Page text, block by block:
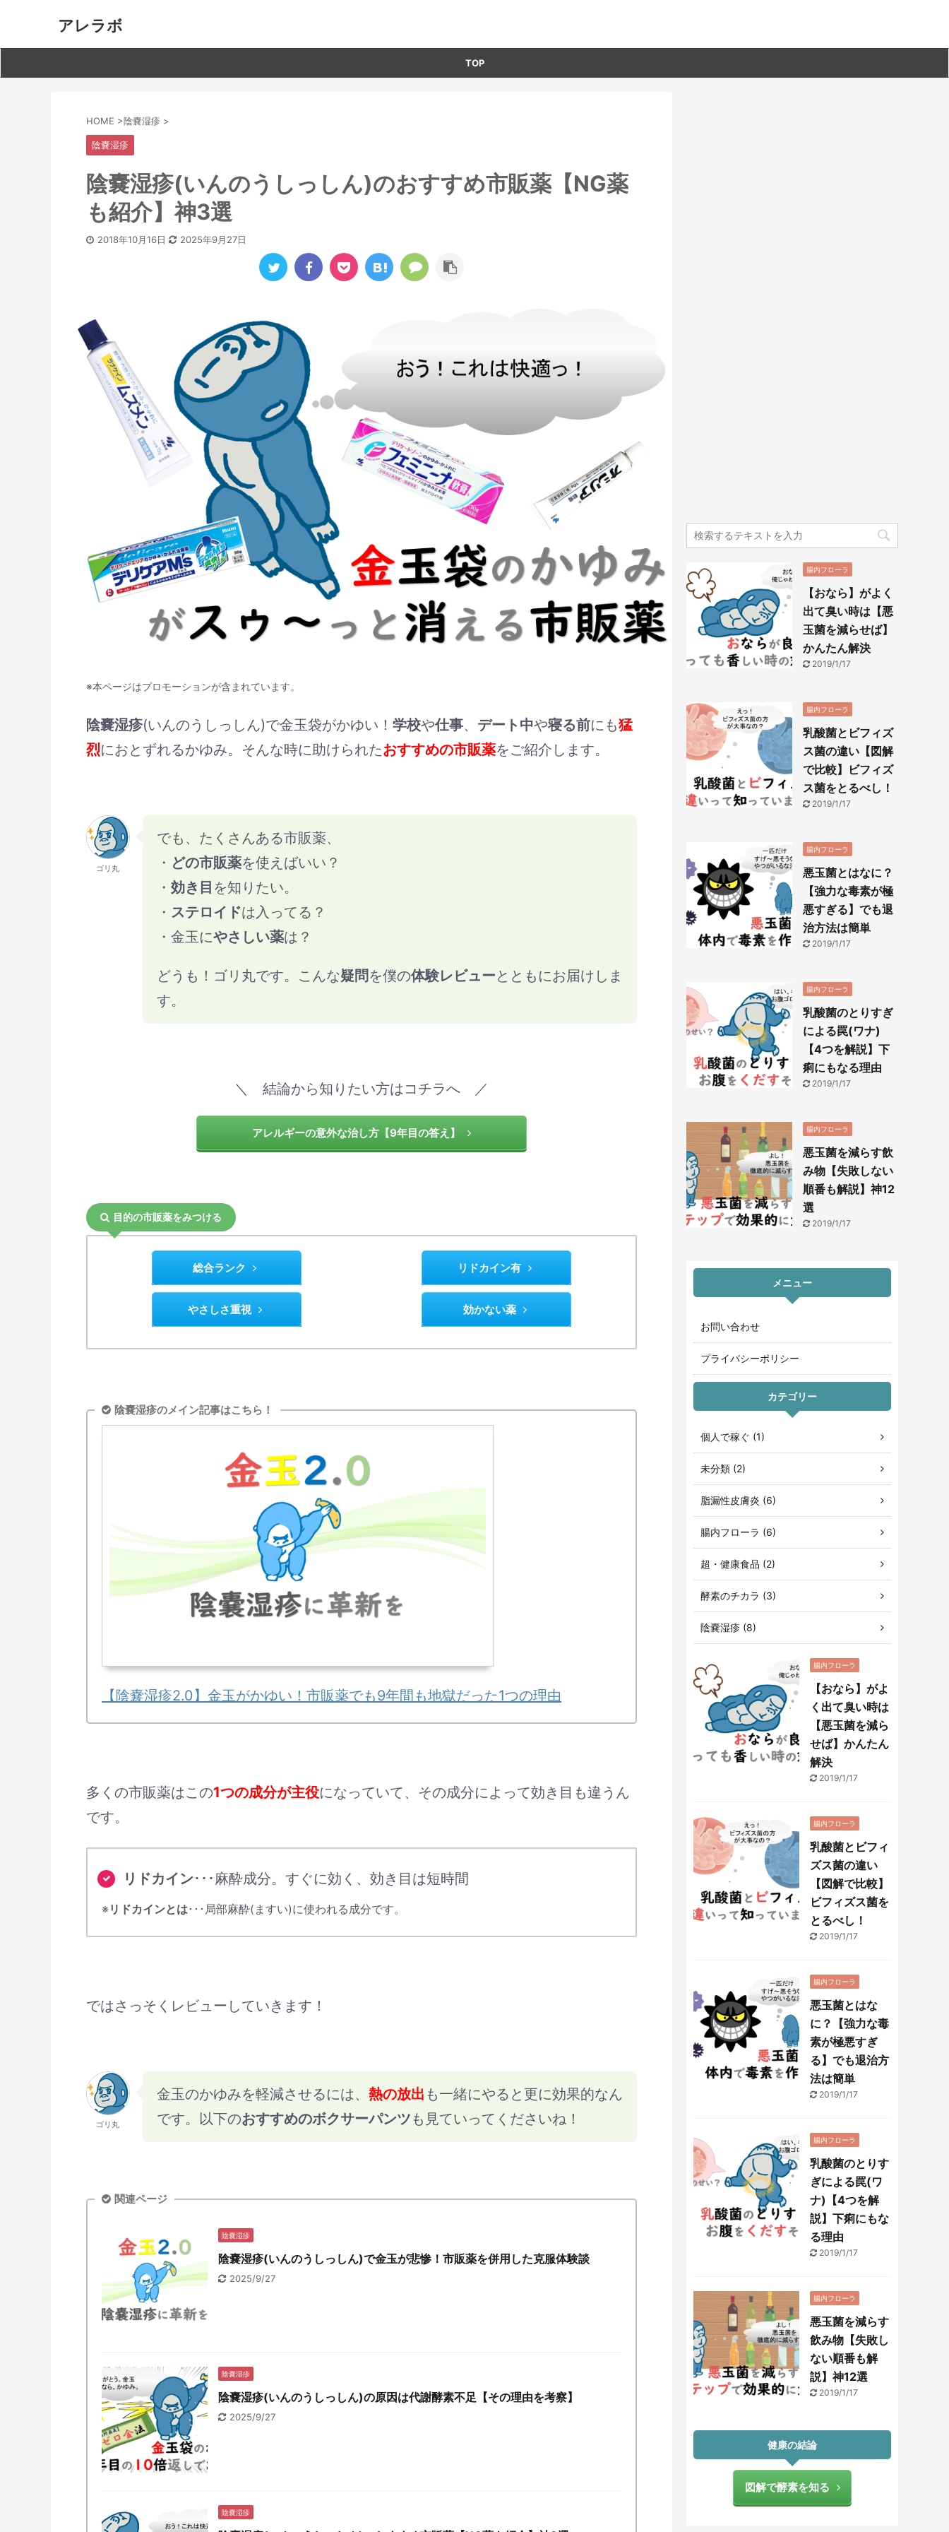
アレラボ
TOP
HOME >陰嚢湿疹 >
陰嚢湿疹
陰嚢湿疹(いんのうしっしん)のおすすめ市販薬【NG薬
も紹介】神3選
2018年10月16日 2025年9月27日
※本ページはプロモーションが含まれています。
陰嚢湿疹(いんのうしっしん)で金玉袋がかゆい！ 学校や仕事、 デート中や寝る前にも猛
烈におとずれるかゆみ。そんな時に助けられたおすすめの市販薬をご紹介します。
ゴリ丸
でも、たくさんある市販薬、
・ どの市販薬を使えばいい？
・ 効き目 を知りたい。
・ ステロイドは入ってる？
・金玉にやさしい薬は？
どうも！ゴリ丸です。こんな疑問を僕の体験レビューとともにお届けしま
す。
＼ 結論から知りたい方はコチラへ ／
アレルギーの意外な治し方【9年目の答え】
目的の市販薬をみつける
総合ランク リドカイン有
やさしさ重視 効かない薬
陰嚢湿疹のメイン記事はこちら！
【陰嚢湿疹2.0】金玉がかゆい！市販薬でも9年間も地獄だった1つの理由
多くの市販薬はこの1つの成分が主役になっていて、その成分によって効き目も違うん
です。
リドカイン･･･麻酔成分。すぐに効く、効き目は短時間
※リドカインとは ･･･局部麻酔(ますい)に使われる成分です。
ではさっそくレビューしていきます！
ゴリ丸
金玉のかゆみを軽減させるには、 熱の放出 も一緒にやると更に効果的なん
です。以下のおすすめのボクサーパンツも見ていってくださいね！
関連ページ
陰嚢湿疹
陰嚢湿疹(いんのうしっしん)で金玉が悲惨！市販薬を併用した克服体験談
2025/9/27
陰嚢湿疹
陰嚢湿疹(いんのうしっしん)の原因は代謝酵素不足【その理由を考察】
2025/9/27
陰嚢湿疹
腸内フローラ
【おなら】がよく
出て臭い時は【悪
玉菌を減らせば】
かんたん解決
2019/1/17
腸内フローラ
乳酸菌とビフィズ
ス菌の違い【図解
で比較】ビフィズ
ス菌をとるべし！
2019/1/17
腸内フローラ
悪玉菌とはなに？
【強力な毒素が極
悪すぎる】でも退
治方法は簡単
2019/1/17
腸内フローラ
乳酸菌のとりすぎ
による罠(ワナ)
【4つを解説】下
痢にもなる理由
2019/1/17
腸内フローラ
悪玉菌を減らす飲
み物【失敗しない
順番も解説】神12
選
2019/1/17
メニュー
お問い合わせ
プライバシーポリシー
カテゴリー
個人で稼ぐ (1)
未分類 (2)
脂漏性皮膚炎 (6)
腸内フローラ (6)
超・健康食品 (2)
酵素のチカラ (3)
陰嚢湿疹 (8)
腸内フローラ
【おなら】がよ
く出て臭い時は
【悪玉菌を減ら
せば】かんたん
解決
2019/1/17
腸内フローラ
乳酸菌とビフィ
ズス菌の違い
【図解で比較】
ビフィズス菌を
とるべし！
2019/1/17
腸内フローラ
悪玉菌とはな
に？【強力な毒
素が極悪すぎ
る】でも退治方
法は簡単
2019/1/17
腸内フローラ
乳酸菌のとりす
ぎによる罠(ワ
ナ)【4つを解
説】下痢にもな
る理由
2019/1/17
腸内フローラ
悪玉菌を減らす
飲み物【失敗し
ない順番も解
説】神12選
2019/1/17
健康の結論
図解で酵素を知る